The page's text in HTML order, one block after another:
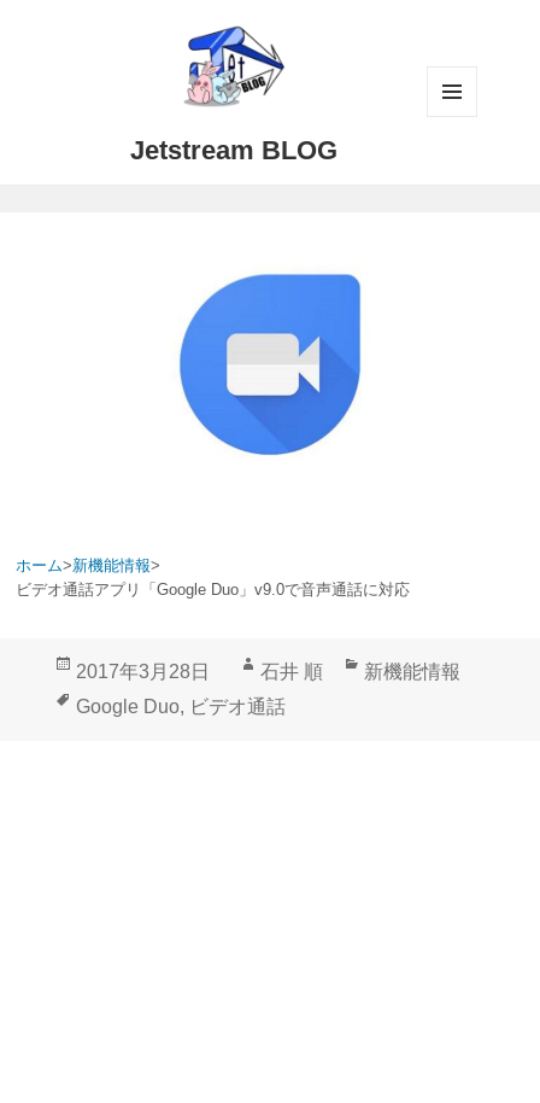
Jetstream BLOG
ホーム>新機能情報>
ビデオ通話アプリ「Google Duo」v9.0で音声通話に対応
投
稿
2017年3月28日
作
成
石井 順
カ
新機能情報
タ
Google Duo, ビデオ通話